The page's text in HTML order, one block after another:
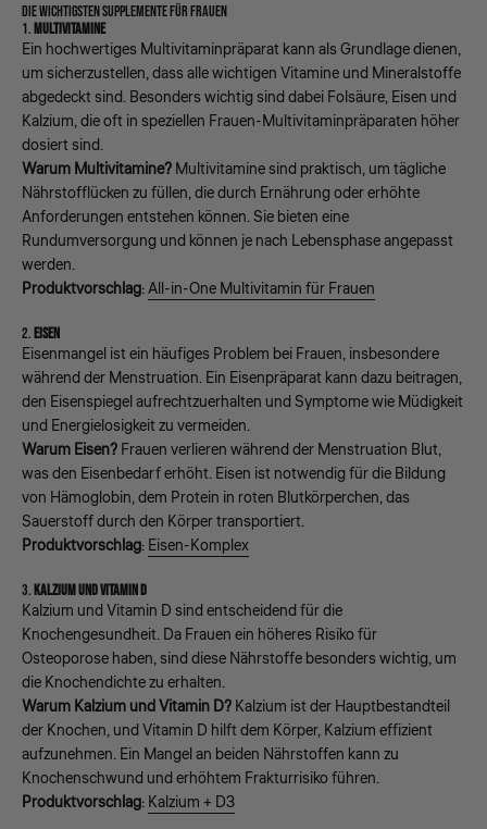
DIE WICHTIGSTEN SUPPLEMENTE FÜR FRAUEN
1. MULTIVITAMINE
Ein hochwertiges Multivitaminpräparat kann als Grundlage dienen,
um sicherzustellen, dass alle wichtigen Vitamine und Mineralstoffe
abgedeckt sind. Besonders wichtig sind dabei Folsäure, Eisen und
Kalzium, die oft in speziellen Frauen-Multivitaminpräparaten höher
dosiert sind.
Warum Multivitamine? Multivitamine sind praktisch, um tägliche
Nährstofflücken zu füllen, die durch Ernährung oder erhöhte
Anforderungen entstehen können. Sie bieten eine
Rundumversorgung und können je nach Lebensphase angepasst
werden.
Produktvorschlag:All-in-One Multivitamin für Frauen
2. EISEN
Eisenmangel ist ein häufiges Problem bei Frauen, insbesondere
während der Menstruation. Ein Eisenpräparat kann dazu beitragen,
den Eisenspiegel aufrechtzuerhalten und Symptome wie Müdigkeit
und Energielosigkeit zu vermeiden.
Warum Eisen? Frauen verlieren während der Menstruation Blut,
was den Eisenbedarf erhöht. Eisen ist notwendig für die Bildung
von Hämoglobin, dem Protein in roten Blutkörperchen, das
Sauerstoff durch den Körper transportiert.
Produktvorschlag: Eisen-Komplex
3. KALZIUM UND VITAMIN D
Kalzium und Vitamin D sind entscheidend für die
Knochengesundheit. Da Frauen ein höheres Risiko für
Osteoporose haben, sind diese Nährstoffe besonders wichtig, um
die Knochendichte zu erhalten.
Warum Kalzium und Vitamin D? Kalzium ist der Hauptbestandteil
der Knochen, und Vitamin D hilft dem Körper, Kalzium effizient
aufzunehmen. Ein Mangel an beiden Nährstoffen kann zu
Knochenschwund und erhöhtem Frakturrisiko führen.
Produktvorschlag: Kalzium + D3